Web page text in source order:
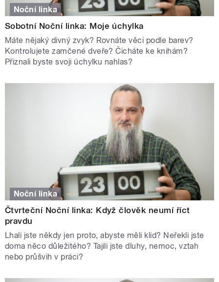
Noční linka
Sobotní Noční linka: Moje úchylka
Máte nějaký divný zvyk? Rovnáte věci podle barev?
Kontrolujete zamčené dveře? Čicháte ke knihám?
Přiznali byste svoji úchylku nahlas?
Noční linka
Čtvrteční Noční linka: Když člověk neumí říct
pravdu
Lhali jste někdy jen proto, abyste měli klid? Neřekli jste
doma něco důležitého? Tajili jste dluhy, nemoc, vztah
nebo průšvih v práci?